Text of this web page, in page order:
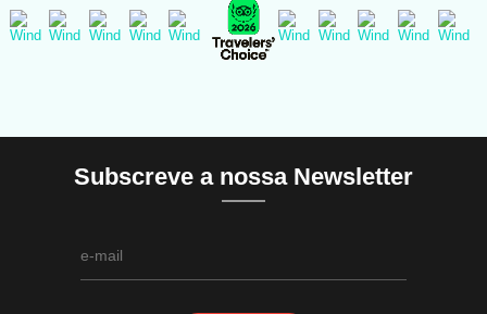
Subscreve a nossa Newsletter